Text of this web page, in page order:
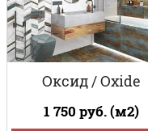
Оксид / Oxide
1 750 руб. (м2)